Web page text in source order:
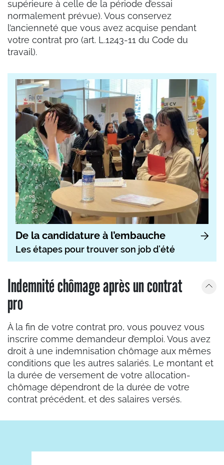
supérieure à celle de la période d’essai
normalement prévue). Vous conservez
l’ancienneté que vous avez acquise pendant
votre contrat pro (art. L.1243-11 du Code du
travail).
De la candidature à l’embauche
Les étapes pour trouver son job d’été
Indemnité chômage après un contrat
pro
À la fin de votre contrat pro, vous pouvez vous
inscrire comme demandeur d’emploi. Vous avez
droit à une indemnisation chômage aux mêmes
conditions que les autres salariés. Le montant et
la durée de versement de votre allocation-
chômage dépendront de la durée de votre
contrat précédent, et des salaires versés.